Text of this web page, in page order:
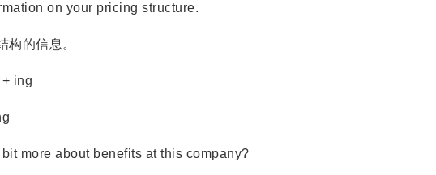
on your pricing structure.
的信息。
ing
more about benefits at this company?